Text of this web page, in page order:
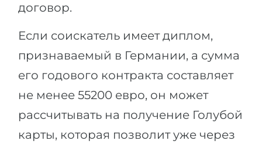
договор.
Если соискатель имеет диплом,
признаваемый в Германии, а сумма
его годового контракта составляет
не менее 55200 евро, он может
рассчитывать на получение Голубой
карты, которая позволит уже через